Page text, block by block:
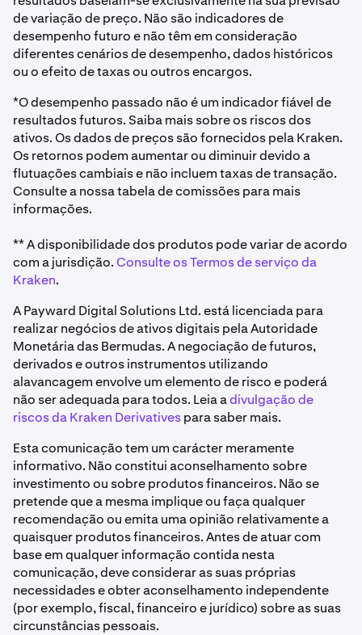
de variação de preço. Não são indicadores de
desempenho futuro e não têm em consideração
diferentes cenários de desempenho, dados históricos
ou o efeito de taxas ou outros encargos.
*O desempenho passado não é um indicador fiável de
resultados futuros. Saiba mais sobre os riscos dos
ativos. Os dados de preços são fornecidos pela Kraken.
Os retornos podem aumentar ou diminuir devido a
flutuações cambiais e não incluem taxas de transação.
Consulte a nossa tabela de comissões para mais
informações.
** A disponibilidade dos produtos pode variar de acordo
com a jurisdição. Consulte os Termos de serviço da
Kraken.
A Payward Digital Solutions Ltd. está licenciada para
realizar negócios de ativos digitais pela Autoridade
Monetária das Bermudas. A negociação de futuros,
derivados e outros instrumentos utilizando
alavancagem envolve um elemento de risco e poderá
não ser adequada para todos. Leia adivulgação de
riscos da Kraken Derivativespara saber mais.
Esta comunicação tem um carácter meramente
informativo. Não constitui aconselhamento sobre
investimento ou sobre produtos financeiros. Não se
pretende que a mesma implique ou faça qualquer
recomendação ou emita uma opinião relativamente a
quaisquer produtos financeiros. Antes de atuar com
base em qualquer informação contida nesta
comunicação, deve considerar as suas próprias
necessidades e obter aconselhamento independente
(por exemplo, fiscal, financeiro e jurídico) sobre as suas
circunstâncias pessoais.